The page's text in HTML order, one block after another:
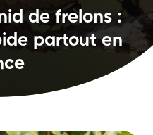
de frelons :
partout en